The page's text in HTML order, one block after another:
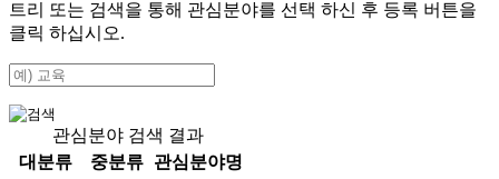
트리 또는 검색을 통해 관심분야를 선택 하신 후 등록 버튼을
클릭 하십시오.
관심분야 검색 결과
대분류
중분류
관심분야명